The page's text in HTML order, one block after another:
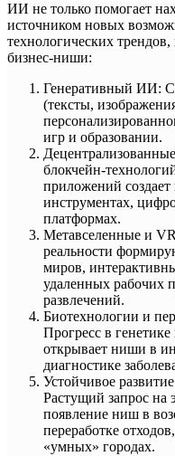
ИИ не только помогает
источником новых
технологических
бизнес-ниши:
Генеративный ИИ:
(тексты,
игр и образовании.
блокчейн-
приложений
инструментах,
платформах.
Метавселенные и
реальности
миров,
удаленных рабочих
развлечений.
Биотехнологии и
Прогресс в
открывает ниши в
диагностике
Устойчивое
Растущий запрос на
появление ниш в
переработке
«умных» городах.